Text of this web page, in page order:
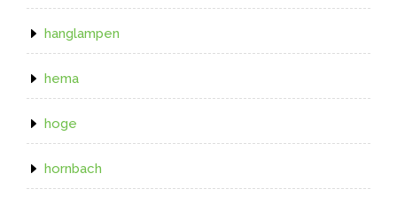
hanglampen
hema
hoge
hornbach